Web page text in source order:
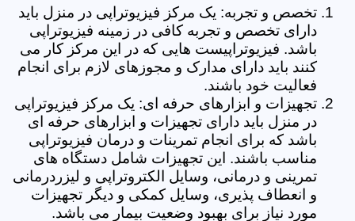
تخصص و تجربه: یک مرکز فیزیوتراپی در منزل باید
دارای تخصص و تجربه کافی در زمینه فیزیوتراپی
باشد. فیزیوتراپیست هایی که در این مرکز کار می
کنند باید دارای مدارک و مجوزهای لازم برای انجام
فعالیت خود باشند.
تجهیزات و ابزارهای حرفه ای: یک مرکز فیزیوتراپی
در منزل باید دارای تجهیزات و ابزارهای حرفه ای
باشد که برای انجام تمرینات و درمان فیزیوتراپی
مناسب باشند. این تجهیزات شامل دستگاه های
تمرینی و درمانی، وسایل الکتروتراپی و لیزردرمانی
و انعطاف پذیری، وسایل کمکی و دیگر تجهیزات
مورد نیاز برای بهبود وضعیت بیمار می باشد.